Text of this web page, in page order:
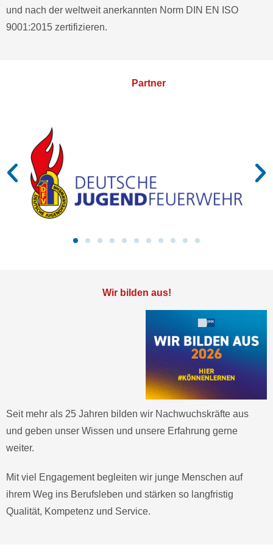
und nach der weltweit anerkannten Norm DIN EN ISO
9001:2015 zertifizieren.
Partner
Wir bilden aus!
Seit mehr als 25 Jahren bilden wir Nachwuchskräfte aus
und geben unser Wissen und unsere Erfahrung gerne
weiter.
Mit viel Engagement begleiten wir junge Menschen auf
ihrem Weg ins Berufsleben und stärken so langfristig
Qualität, Kompetenz und Service.